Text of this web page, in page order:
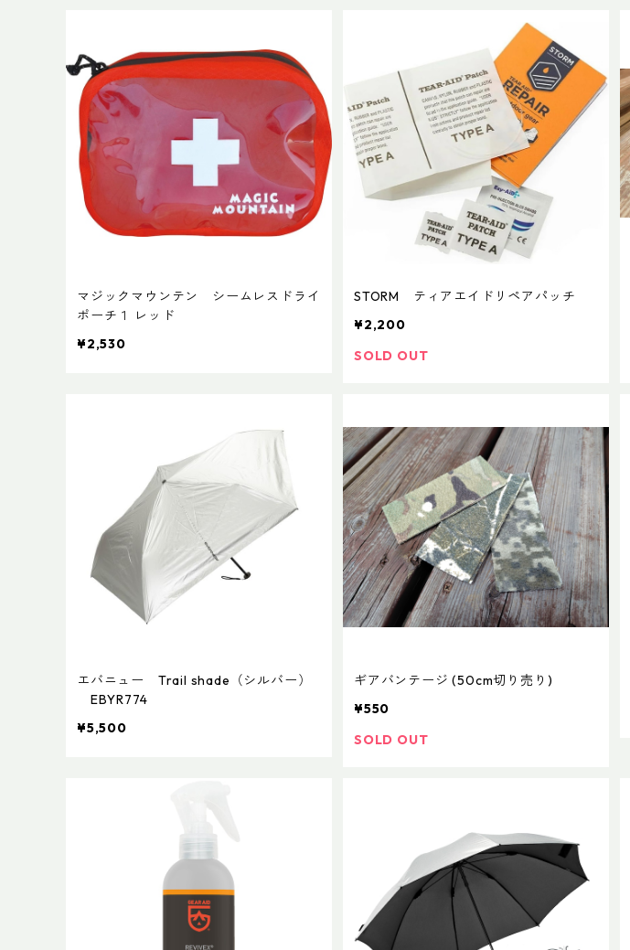
マジックマウンテン シームレスドライ
ポーチ１ レッド
¥2,530
STORM ティアエイドリペアパッチ
¥2,200
SOLD OUT
エバニュー Trail shade（シルバー）
EBYR774
¥5,500
ギアバンテージ (50cm切り売り)
¥550
SOLD OUT